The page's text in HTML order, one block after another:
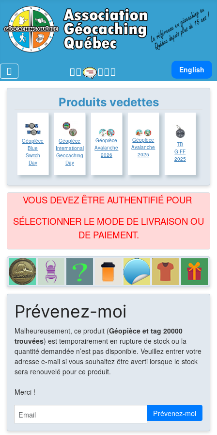
Sélectionnez
English
Produits vedettes
Géopièce
Blue
Switch
Day
Géopièce
International
Geocaching
Day
Géopièce
Avalanche
2026
Géopièce
Avalanche
2025
TB
GIFF
2025
VOUS DEVEZ ÊTRE AUTHENTIFIÉ POUR
SÉLECTIONNER LE MODE DE LIVRAISON OU
DE PAIEMENT.
Prévenez-moi
Malheureusement, ce produit (Géopièce et tag 20000
trouvées) est temporairement en rupture de stock ou la
quantité demandée n’est pas disponible. Veuillez entrer votre
adresse e-mail si vous souhaitez être averti lorsque le stock
sera renouvelé pour ce produit.
Merci !
Prévenez-moi